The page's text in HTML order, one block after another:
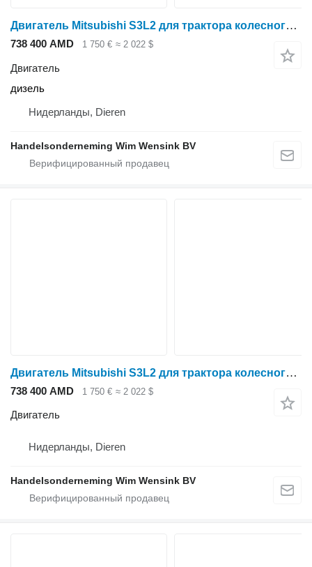
Двигатель Mitsubishi S3L2 для трактора колесного New Holland
738 400 AMD 1 750 € ≈ 2 022 $
Двигатель
дизель
Нидерланды, Dieren
Handelsonderneming Wim Wensink BV
Двигатель Mitsubishi S3L2 для трактора колесного New Holland
738 400 AMD 1 750 € ≈ 2 022 $
Двигатель
Нидерланды, Dieren
Handelsonderneming Wim Wensink BV